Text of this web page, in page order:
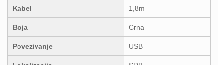
Kabel 1,8m
Boja Crna
Povezivanje USB